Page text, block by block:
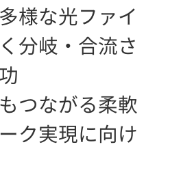
様な光ファイ
分岐・合流さ
つながる柔軟
ク実現に向け